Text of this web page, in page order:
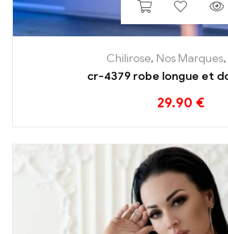
Chilirose, Nos Marques,
cr-4379 robe longue et
29.90 €